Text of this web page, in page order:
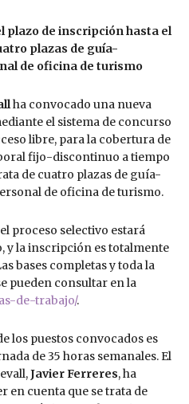
plazo de inscripción hasta el
plazas de guía-
de oficina de turismo
ha convocado una nueva
el sistema de concurso
libre, para la cobertura de
fijo-discontinuo a tiempo
de cuatro plazas de guía-
de oficina de turismo.
proceso selectivo estará
y la inscripción es totalmente
bases completas y toda la
pueden consultar en la
de-trabajo/.
los puestos convocados es
de 35 horas semanales. El
Javier Ferreres, ha
en cuenta que se trata de